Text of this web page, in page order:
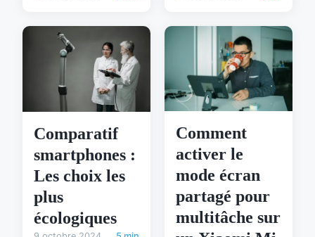
Comparatif
smartphones :
Les choix les
plus
écologiques
Comment
activer le
mode écran
partagé pour
multitâche sur